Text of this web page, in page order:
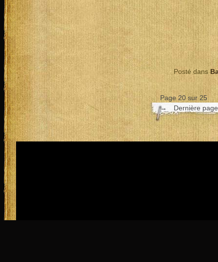
Posté dans
Page 20 sur 25
→
Dernière